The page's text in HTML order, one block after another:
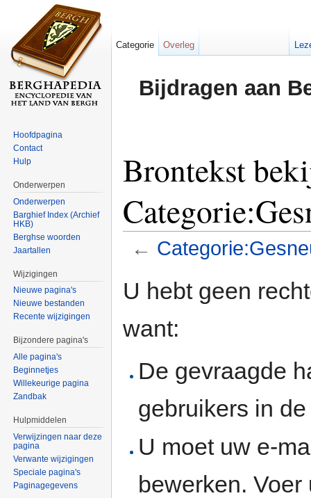
Bijdragen aan
Brontekst
←
U hebt geen
want:
De gevraagde
gebruikers in
U moet uw e-
bewerken.
Categorie Overleg
Hoofdpagina
Contact
Hulp
Onderwerpen
Onderwerpen
Barghief Index (Archief
HKB)
Berghse woorden
Jaartallen
Wijzigingen
Nieuwe pagina's
Nieuwe bestanden
Recente wijzigingen
Bijzondere pagina's
Alle pagina's
Beginnetjes
Willekeurige pagina
Zandbak
Hulpmiddelen
Verwijzingen naar deze
pagina
Verwante wijzigingen
Speciale pagina's
Paginagegevens